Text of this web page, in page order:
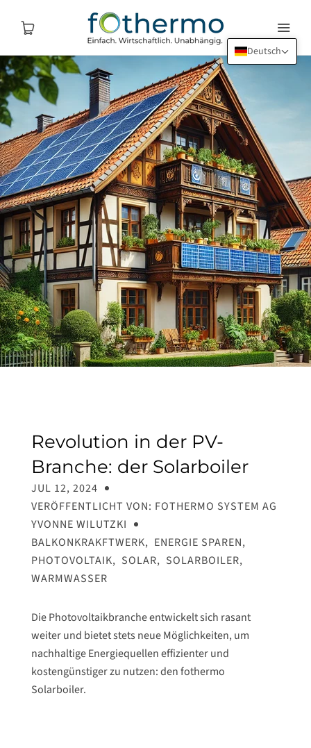
Deutsch
Revolution in der PV-
Branche: der Solarboiler
JUL 12, 2024
VERÖFFENTLICHT VON: FOTHERMO SYSTEM AG
YVONNE WILUTZKI
BALKONKRAKFTWERK, ENERGIE SPAREN,
PHOTOVOLTAIK, SOLAR, SOLARBOILER,
WARMWASSER
Die Photovoltaikbranche entwickelt sich rasant
weiter und bietet stets neue Möglichkeiten, um
nachhaltige Energiequellen effizienter und
kostengünstiger zu nutzen: den fothermo
Solarboiler.